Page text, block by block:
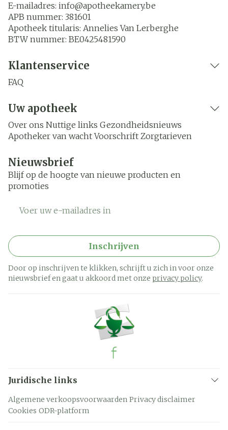
E-mailadres: info@apotheekamery.be
APB nummer: 381601
Apotheek titularis: Annelies Van Lerberghe
BTW nummer: BE0425481590
Klantenservice
FAQ
Uw apotheek
Over ons Nuttige links Gezondheidsnieuws
Apotheker van wacht Voorschrift Zorgtarieven
Nieuwsbrief
Blijf op de hoogte van nieuwe producten en
promoties
Inschrijven
Door op inschrijven te klikken, schrijft u zich in voor onze
nieuwsbrief en gaat u akkoord met onze privacy policy.
Juridische links
Algemene verkoopsvoorwaarden Privacy disclaimer
Cookies ODR-platform